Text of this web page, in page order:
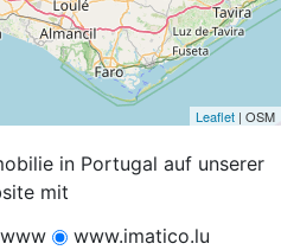
Leaflet | OSM
in Portugal auf unserer
mit
www
www.imatico.lu